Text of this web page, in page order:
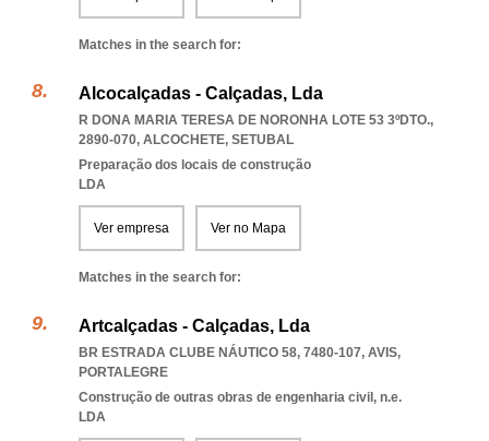
Matches in the search for:
Alcocalçadas - Calçadas, Lda
R DONA MARIA TERESA DE NORONHA LOTE 53 3ºDTO.,
2890-070, ALCOCHETE, SETUBAL
Preparação dos locais de construção
LDA
Ver empresa Ver no Mapa
Matches in the search for:
Artcalçadas - Calçadas, Lda
BR ESTRADA CLUBE NÁUTICO 58, 7480-107, AVIS,
PORTALEGRE
Construção de outras obras de engenharia civil, n.e.
LDA